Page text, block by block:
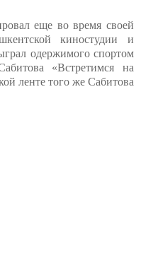
еще во время своей
киностудии и
одержимого спортом
«Встретимся на
ленте того же Сабитова